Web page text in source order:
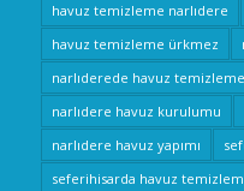
havuz temizleme narlıdere
havuz temizleme ürkmez
narlıderede havuz temizleme
narlıdere havuz kurulumu
narlıdere havuz yapımı
seferihisarda havuz